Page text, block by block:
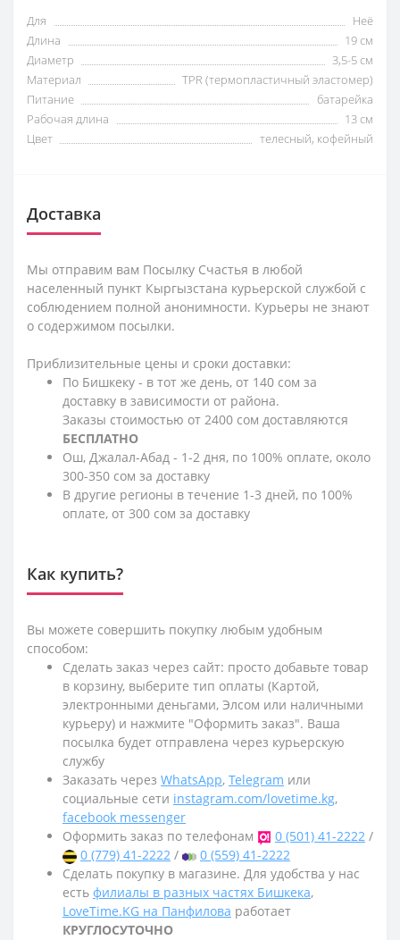
Для
Неё
Длина
19 cм
Диаметр
3,5-5 см
Материал
TPR (термопластичный эластомер)
Питание
батарейка
Рабочая длина
13 см
Цвет
телесный, кофейный
Доставка
Мы отправим вам Посылку Счастья в любой
населенный пункт Кыргызстана курьерской службой с
соблюдением полной анонимности. Курьеры не знают
о содержимом посылки.
Приблизительные цены и сроки доставки:
По Бишкеку - в тот же день, от 140 сом за
доставку в зависимости от района.
Заказы стоимостью от 2400 сом доставляются
БЕСПЛАТНО
Ош, Джалал-Абад - 1-2 дня, по 100% оплате, около
300-350 сом за доставку
В другие регионы в течение 1-3 дней, по 100%
оплате, от 300 сом за доставку
Как купить?
Вы можете совершить покупку любым удобным
способом:
Сделать заказ через сайт: просто добавьте товар
в корзину, выберите тип оплаты (Картой,
электронными деньгами, Элсом или наличными
курьеру) и нажмите "Оформить заказ". Ваша
посылка будет отправлена через курьерскую
службу
Заказать через WhatsApp, Telegram или
социальные сети instagram.com/lovetime.kg,
facebook messenger
Оформить заказ по телефонам
0 (501) 41-2222 /
0 (779) 41-2222 /
0 (559) 41-2222
Сделать покупку в магазине. Для удобства у нас
есть филиалы в разных частях Бишкека,
LoveTime.KG на Панфилова работает
КРУГЛОСУТОЧНО